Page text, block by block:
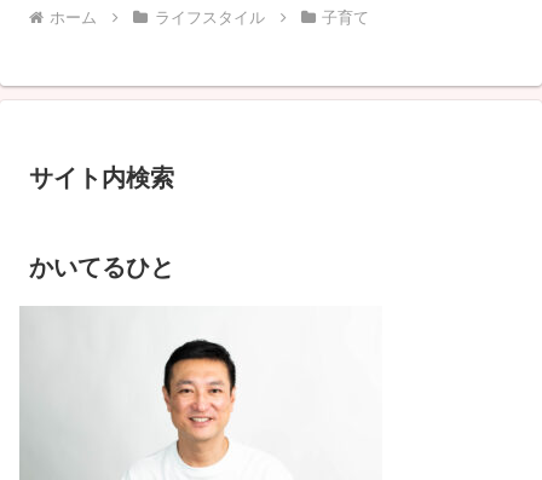
ホーム ライフスタイル 子育て
サイト内検索
かいてるひと